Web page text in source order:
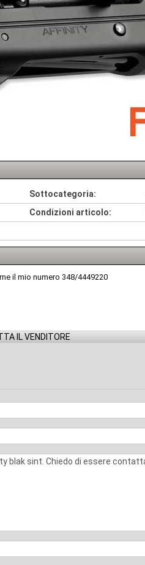
Sottocategoria:
Condizioni articolo:
il mio numero 348/4449220
IL VENDITORE